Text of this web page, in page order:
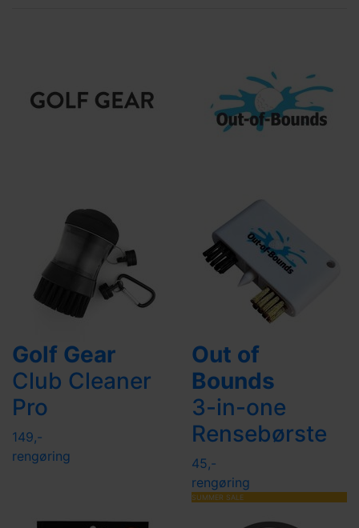
Golf Gear
Club Cleaner
Pro
149,-
rengøring
Out of
Bounds
3-in-one
Rensebørste
45,-
rengøring
SUMMER SALE